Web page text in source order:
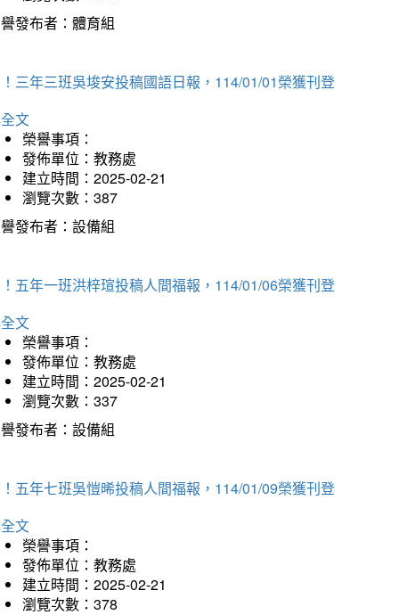
發布者：體育組
三年三班吳埈安投稿國語日報，114/01/01榮獲刊登
文
榮譽事項：
發佈單位：教務處
建立時間：2025-02-21
瀏覽次數：387
發布者：設備組
五年一班洪梓瑄投稿人間福報，114/01/06榮獲刊登
文
榮譽事項：
發佈單位：教務處
建立時間：2025-02-21
瀏覽次數：337
發布者：設備組
五年七班吳愷晞投稿人間福報，114/01/09榮獲刊登
文
榮譽事項：
發佈單位：教務處
建立時間：2025-02-21
瀏覽次數：378